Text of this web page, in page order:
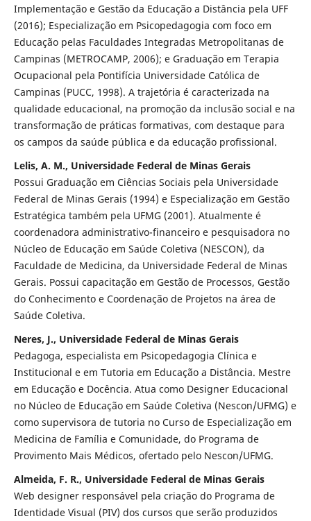
Implementação e Gestão da Educação a Distância pela UFF
(2016); Especialização em Psicopedagogia com foco em
Educação pelas Faculdades Integradas Metropolitanas de
Campinas (METROCAMP, 2006); e Graduação em Terapia
Ocupacional pela Pontifícia Universidade Católica de
Campinas (PUCC, 1998). A trajetória é caracterizada na
qualidade educacional, na promoção da inclusão social e na
transformação de práticas formativas, com destaque para
os campos da saúde pública e da educação profissional.
Lelis, A. M., Universidade Federal de Minas Gerais
Possui Graduação em Ciências Sociais pela Universidade
Federal de Minas Gerais (1994) e Especialização em Gestão
Estratégica também pela UFMG (2001). Atualmente é
coordenadora administrativo-financeiro e pesquisadora no
Núcleo de Educação em Saúde Coletiva (NESCON), da
Faculdade de Medicina, da Universidade Federal de Minas
Gerais. Possui capacitação em Gestão de Processos, Gestão
do Conhecimento e Coordenação de Projetos na área de
Saúde Coletiva.
Neres, J., Universidade Federal de Minas Gerais
Pedagoga, especialista em Psicopedagogia Clínica e
Institucional e em Tutoria em Educação a Distância. Mestre
em Educação e Docência. Atua como Designer Educacional
no Núcleo de Educação em Saúde Coletiva (Nescon/UFMG) e
como supervisora de tutoria no Curso de Especialização em
Medicina de Família e Comunidade, do Programa de
Provimento Mais Médicos, ofertado pelo Nescon/UFMG.
Almeida, F. R., Universidade Federal de Minas Gerais
Web designer responsável pela criação do Programa de
Identidade Visual (PIV) dos cursos que serão produzidos